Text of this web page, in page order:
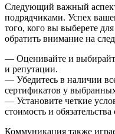
Следующий важный
подрядчиками. Успех
того, кого вы выберете
обратить внимание на
— Оценивайте и
и репутации.
— Убедитесь в наличии
сертификатов у
— Установите четкие
стоимость и обязательства
Коммуникация также